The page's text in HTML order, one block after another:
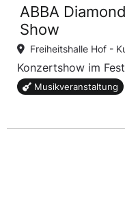
ABBA
Show
Freiheitshalle Hof -
Konzertshow im
Musikveranstaltung